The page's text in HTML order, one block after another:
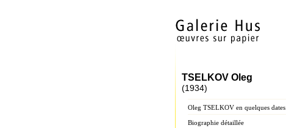
TSELKOV Oleg
(1934)
Oleg TSELKOV en quelques dates
Biographie détaillée